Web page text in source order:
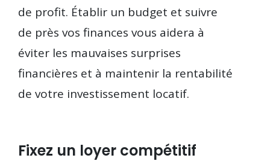
de profit. Établir un budget et suivre
de près vos finances vous aidera à
éviter les mauvaises surprises
financières et à maintenir la rentabilité
de votre investissement locatif.
Fixez un loyer compétitif